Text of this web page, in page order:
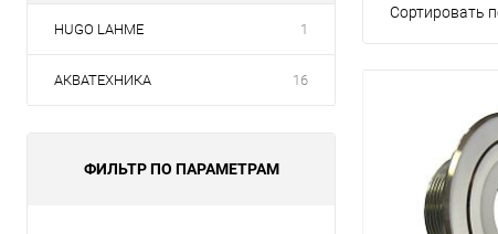
HUGO LAHME 1
АКВАТЕХНИКА 16
ФИЛЬТР ПО ПАРАМЕТРАМ
Сортировать